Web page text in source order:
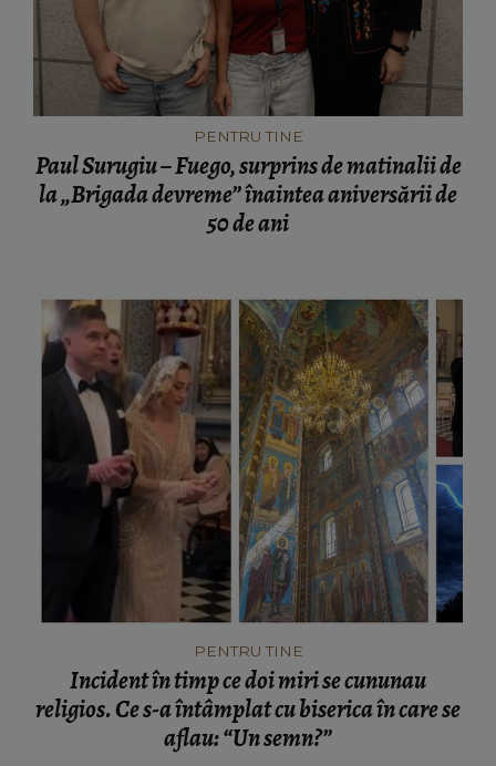
PENTRU TINE
Paul Surugiu – Fuego, surprins de matinalii de
la „Brigada devreme” înaintea aniversării de
50 de ani
PENTRU TINE
Incident în timp ce doi miri se cununau
religios. Ce s-a întâmplat cu biserica în care se
aflau: “Un semn?”